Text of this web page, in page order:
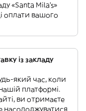
«Santa Mila's»
оплати вашого
із закладу
який час, коли
платформі.
ви отримаєте
насолоджуватися